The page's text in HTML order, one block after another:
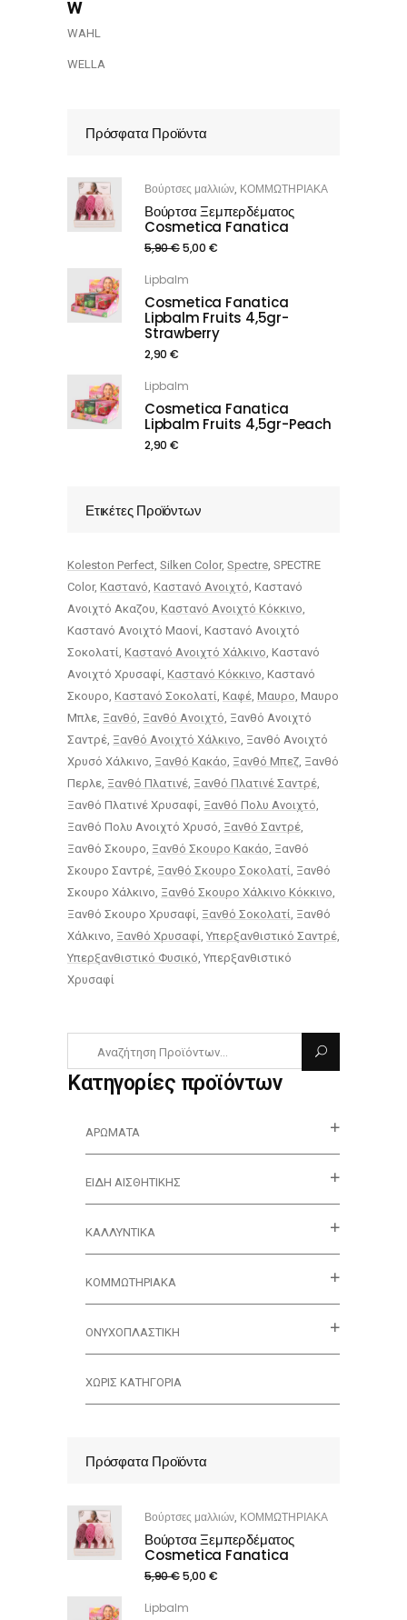
w
WAHL
WELLA
Πρόσφατα Προϊόντα
Βούρτσες μαλλιών, ΚΟΜΜΩΤΗΡΙΑΚΑ
Βούρτσα Ξεμπερδέματος
Cosmetica Fanatica
5,90€5,00 €
Lipbalm
Cosmetica Fanatica
Lipbalm Fruits 4,5gr-
Strawberry
2,90 €
Lipbalm
Cosmetica Fanatica
Lipbalm Fruits 4,5gr-Peach
2,90 €
Ετικέτες Προϊόντων
Koleston Perfect Silken Color Spectre SPECTRE
Color Καστανό Καστανό Ανοιχτό Καστανό
Ανοιχτό Ακαζου Καστανό Ανοιχτό Κόκκινο
Καστανό Ανοιχτό Μαονί Καστανό Ανοιχτό
Σοκολατί Καστανό Ανοιχτό Χάλκινο Καστανό
Ανοιχτό Χρυσαφί Καστανό Κόκκινο Καστανό
Σκουρο Καστανό Σοκολατί Καφέ Μαυρο Μαυρο
Μπλε Ξανθό Ξανθό Ανοιχτό Ξανθό Ανοιχτό
Σαντρέ Ξανθό Ανοιχτό Χάλκινο Ξανθό Ανοιχτό
Χρυσό Χάλκινο Ξανθό Κακάο Ξανθό Μπεζ Ξανθό
Περλε Ξανθό Πλατινέ Ξανθό Πλατινέ Σαντρέ
Ξανθό Πλατινέ Χρυσαφί Ξανθό Πολυ Ανοιχτό
Ξανθό Πολυ Ανοιχτό Χρυσό Ξανθό Σαντρέ
Ξανθό Σκουρο Ξανθό Σκουρο Κακάο Ξανθό
Σκουρο Σαντρέ Ξανθό Σκουρο Σοκολατί Ξανθό
Σκουρο Χάλκινο Ξανθό Σκουρο Χάλκινο Κόκκινο
Ξανθό Σκουρο Χρυσαφί Ξανθό Σοκολατί Ξανθό
Χάλκινο Ξανθό Χρυσαφί Υπερξανθιστικό Σαντρέ
Υπερξανθιστικό Φυσικό Υπερξανθιστικό
Χρυσαφί
Κατηγορίες προϊόντων
ΑΡΏΜΑΤΑ
ΕΊΔΗ ΑΙΣΘΗΤΙΚΉΣ
ΚΑΛΛΥΝΤΙΚΆ
ΚΟΜΜΩΤΗΡΙΑΚΑ
ΟΝΥΧΟΠΛΑΣΤΙΚΗ
ΧΩΡΊΣ ΚΑΤΗΓΟΡΊΑ
Πρόσφατα Προϊόντα
Βούρτσες μαλλιών, ΚΟΜΜΩΤΗΡΙΑΚΑ
Βούρτσα Ξεμπερδέματος
Cosmetica Fanatica
5,90€5,00 €
Lipbalm